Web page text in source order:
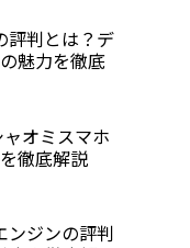
評判とは？デ
魅力を徹底
オミスマホ
徹底解説
ンジンの評判